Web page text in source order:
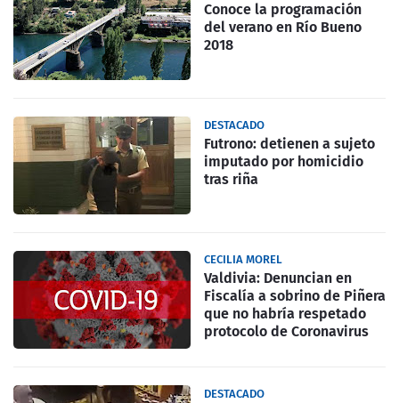
Conoce la programación
del verano en Río Bueno
2018
DESTACADO
Futrono: detienen a sujeto
imputado por homicidio
tras riña
CECILIA MOREL
Valdivia: Denuncian en
Fiscalía a sobrino de Piñera
que no habría respetado
protocolo de Coronavirus
DESTACADO